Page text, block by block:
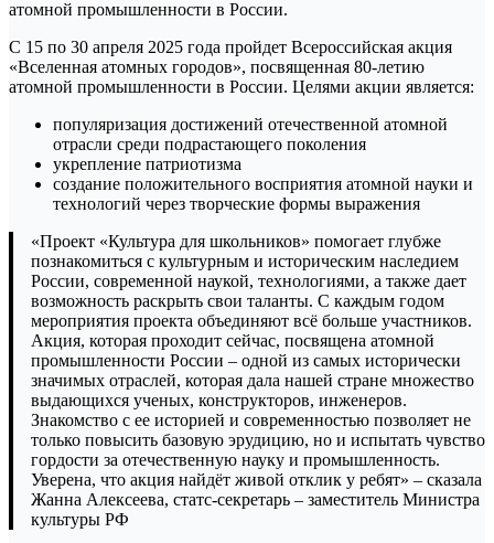
С 15 по 30 апреля 2025 года пройдет Всероссийская акция
«Вселенная атомных городов», посвященная 80-летию
атомной промышленности в России. Целями акции является:
популяризация достижений отечественной атомной
отрасли среди подрастающего поколения
укрепление патриотизма
создание положительного восприятия атомной науки и
технологий через творческие формы выражения
«Проект «Культура для школьников» помогает глубже
познакомиться с культурным и историческим наследием
России, современной наукой, технологиями, а также дает
возможность раскрыть свои таланты. С каждым годом
мероприятия проекта объединяют всё больше участников.
Акция, которая проходит сейчас, посвящена атомной
промышленности России – одной из самых исторически
значимых отраслей, которая дала нашей стране множество
выдающихся ученых, конструкторов, инженеров.
Знакомство с ее историей и современностью позволяет не
только повысить базовую эрудицию, но и испытать чувство
гордости за отечественную науку и промышленность.
Уверена, что акция найдёт живой отклик у ребят» – сказала
Жанна Алексеева, статс-секретарь – заместитель Министра
культуры РФ